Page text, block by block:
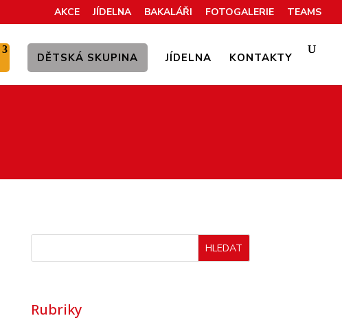
AKCE JÍDELNA BAKALÁŘI FOTOGALERIE TEAMS
DĚTSKÁ SKUPINA JÍDELNA KONTAKTY
HLEDAT
Rubriky